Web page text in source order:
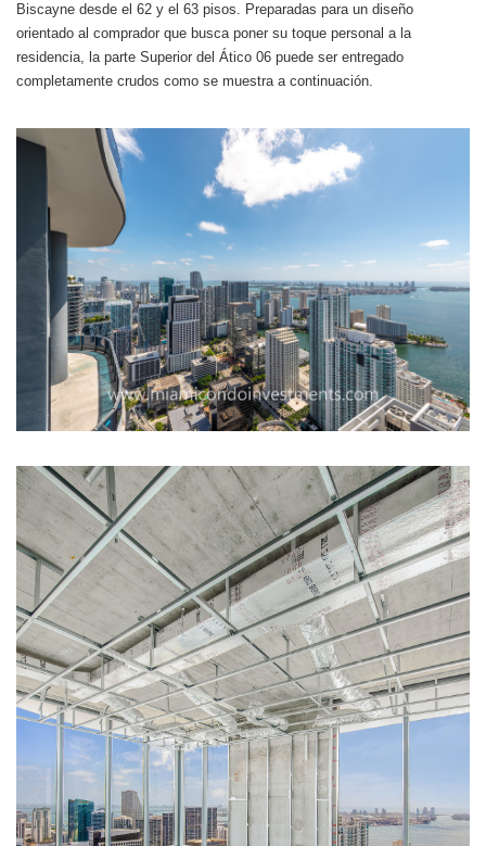
Biscayne desde el 62 y el 63 pisos. Preparadas para un diseño
orientado al comprador que busca poner su toque personal a la
residencia, la parte Superior del Ático 06 puede ser entregado
completamente crudos como se muestra a continuación.